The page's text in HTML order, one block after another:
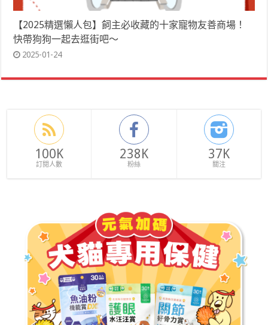
【2025精選懶人包】飼主必收藏的十家寵物友善商場！
快帶狗狗一起去逛街吧～
2025-01-24
100K
訂閱人數
238K
粉絲
37K
關注